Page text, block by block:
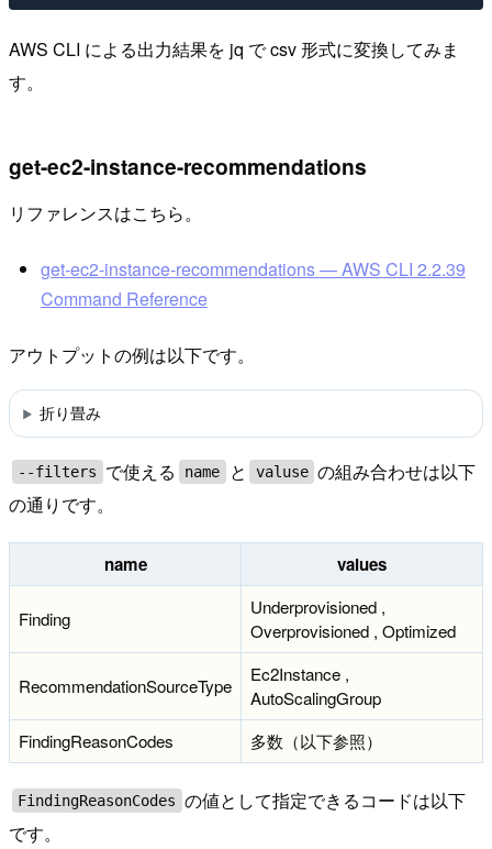
AWS CLI による出力結果を jq で csv 形式に変換してみま
す。
get-ec2-instance-recommendations
リファレンスはこちら。
get-ec2-instance-recommendations — AWS CLI 2.2.39
Command Reference
アウトプットの例は以下です。
折り畳み
--filters で使える name と valuse の組み合わせは以下
の通りです。
name values
Finding
Underprovisioned ,
Overprovisioned , Optimized
RecommendationSourceType
Ec2Instance ,
AutoScalingGroup
FindingReasonCodes
多数（以下参照）
FindingReasonCodes の値として指定できるコードは以下
です。